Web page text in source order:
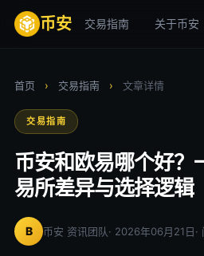
币安 交易指南 关于币安
首页 › 交易指南 › 文章详情
交易指南
币安和欧易哪个好？
易所差异与选择逻辑
B 币安 资讯团队· 2026年06月21日·